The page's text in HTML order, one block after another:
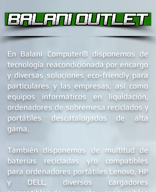
En Balani Computer®disponemos de
tecnología reacondicionada por encargo
y diversas soluciones eco-friendly para
particulares y las empresas, así como
equipos informáticos en liquidación,
ordenadores desobremesa recicladosy
portátiles descatalogados de alta
También disponemos de multitud de
baterías recicladas y/o compatibles
para ordenadores portátiles Lenovo, HP